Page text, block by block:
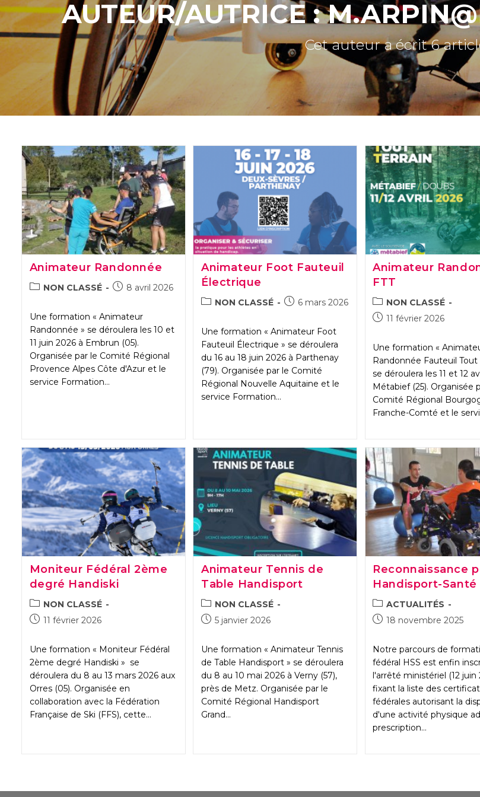
AUTEUR/AUTRICE :
Cet auteur a écrit 6
Animateur Randonnée
POSTNON CLASSÉ
Publication
8 avril 2026
Une formation « Animateur
Randonnée » se déroulera les 10 et
11 juin 2026 à Embrun (05).
Organisée par le Comité Régional
Provence Alpes Côte d'Azur et le
service Formation…
Animateur Foot Fauteuil
Électrique
POSTNON CLASSÉ
Publication
6 mars 2026
Une formation « Animateur Foot
Fauteuil Électrique » se déroulera
du 16 au 18 juin 2026 à Parthenay
(79). Organisée par le Comité
Régional Nouvelle Aquitaine et le
service Formation…
Animateur
FTT
POST
CATEGORY:
NON CLASSÉ
Publication
11 février 2026
Une formation «
Randonnée Fauteuil Tout
se déroulera les 11 et 12
Métabief (25). Organisée
Comité Régional
Franche-Comté et le
Moniteur Fédéral 2ème
degré Handiski
POST
CATEGORY:
NON CLASSÉ
Publication
11 février 2026
Une formation « Moniteur Fédéral
2ème degré Handiski » se
déroulera du 8 au 13 mars 2026 aux
Orres (05). Organisée en
collaboration avec la Fédération
Française de Ski (FFS), cette…
Animateur Tennis de
Table Handisport
POST
CATEGORY:
NON CLASSÉ
Publication
5 janvier 2026
Une formation « Animateur Tennis
de Table Handisport » se déroulera
du 8 au 10 mai 2026 à Verny (57),
près de Metz. Organisée par le
Comité Régional Handisport
Grand…
Reconnaissance
Handisport-Santé
POST
CATEGORY:
ACTUALITÉS
Publication
18 novembre 2025
Notre parcours de
fédéral HSS est enfin
l'arrêté ministériel (12 juin
fixant la liste des
fédérales autorisant la
d'une activité physique
prescription…